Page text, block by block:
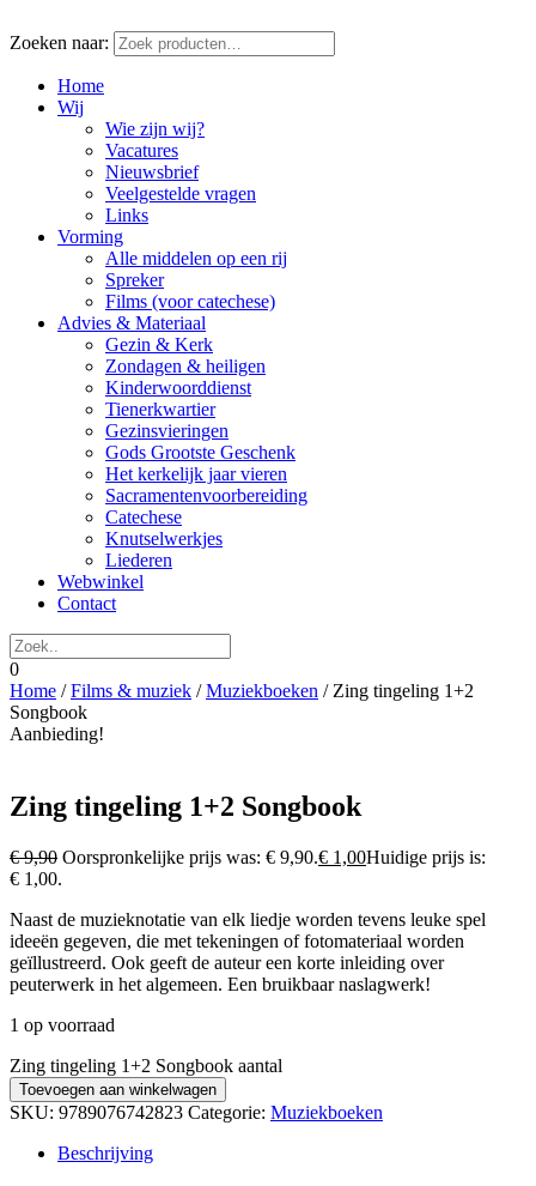
Zoeken naar:
Home
Wij
Wie zijn wij?
Vacatures
Nieuwsbrief
Veelgestelde vragen
Links
Vorming
Alle middelen op een rij
Spreker
Films (voor catechese)
Advies & Materiaal
Gezin & Kerk
Zondagen & heiligen
Kinderwoorddienst
Tienerkwartier
Gezinsvieringen
Gods Grootste Geschenk
Het kerkelijk jaar vieren
Sacramentenvoorbereiding
Catechese
Knutselwerkjes
Liederen
Webwinkel
Contact
0
Home /Films & muziek /Muziekboeken / Zing tingeling 1+2
Songbook
Aanbieding!
Zing tingeling 1+2 Songbook
€9,90 Oorspronkelijke prijs was: € 9,90.€ 1,00Huidige prijs is:
€ 1,00.
Naast de muzieknotatie van elk liedje worden tevens leuke spel
ideeën gegeven, die met tekeningen of fotomateriaal worden
geïllustreerd. Ook geeft de auteur een korte inleiding over
peuterwerk in het algemeen. Een bruikbaar naslagwerk!
1 op voorraad
Zing tingeling 1+2 Songbook aantal
Toevoegen aan winkelwagen
SKU: 9789076742823 Categorie: Muziekboeken
Beschrijving